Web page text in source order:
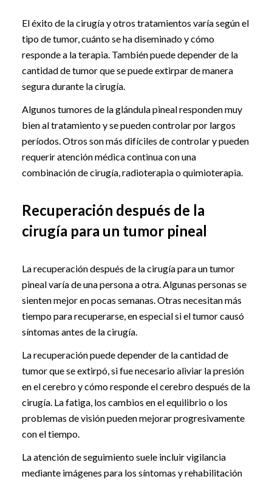
El éxito de la cirugía y otros tratamientos varía según el
tipo de tumor, cuánto se ha diseminado y cómo
responde a la terapia. También puede depender de la
cantidad de tumor que se puede extirpar de manera
segura durante la cirugía.
Algunos tumores de la glándula pineal responden muy
bien al tratamiento y se pueden controlar por largos
períodos. Otros son más difíciles de controlar y pueden
requerir atención médica continua con una
combinación de cirugía, radioterapia o quimioterapia.
Recuperación después de la
cirugía para un tumor pineal
La recuperación después de la cirugía para un tumor
pineal varía de una persona a otra. Algunas personas se
sienten mejor en pocas semanas. Otras necesitan más
tiempo para recuperarse, en especial si el tumor causó
síntomas antes de la cirugía.
La recuperación puede depender de la cantidad de
tumor que se extirpó, si fue necesario aliviar la presión
en el cerebro y cómo responde el cerebro después de la
cirugía. La fatiga, los cambios en el equilibrio o los
problemas de visión pueden mejorar progresivamente
con el tiempo.
La atención de seguimiento suele incluir vigilancia
mediante imágenes para los síntomas y rehabilitación